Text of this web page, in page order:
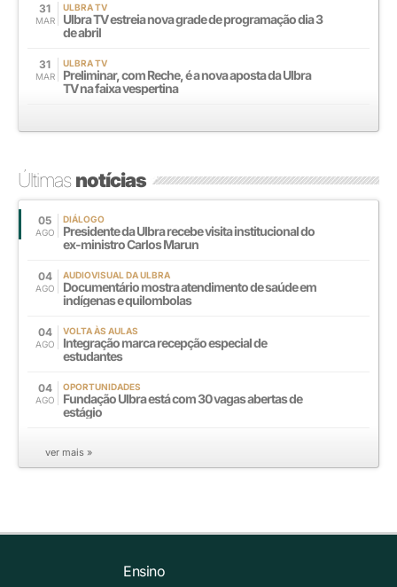
31
MAR
ULBRA TV
Ulbra TV estreia nova grade de programação dia 3
de abril
31
MAR
ULBRA TV
Preliminar, com Reche, é a nova aposta da Ulbra
TV na faixa vespertina
Últimasnotícias
05
AGO
DIÁLOGO
Presidente da Ulbra recebe visita institucional do
ex-ministro Carlos Marun
04
AGO
AUDIOVISUAL DA ULBRA
Documentário mostra atendimento de saúde em
indígenas e quilombolas
04
AGO
VOLTA ÀS AULAS
Integração marca recepção especial de
estudantes
04
AGO
OPORTUNIDADES
Fundação Ulbra está com 30 vagas abertas de
estágio
ver mais »
Ensino